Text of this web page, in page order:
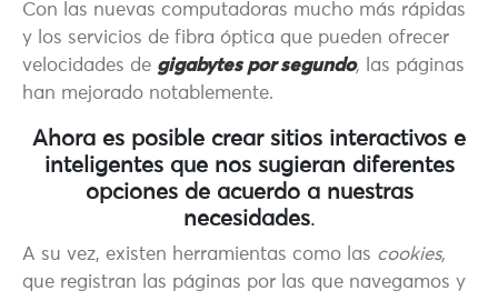
Con las nuevas computadoras mucho más rápidas
y los servicios de fibra óptica que pueden ofrecer
velocidades de gigabytes por segundo,
las páginas
han mejorado notablemente.
Ahora es posible crear sitios interactivos e
inteligentes que nos sugieran diferentes
opciones de acuerdo a nuestras
necesidades.
A su vez, existen herramientas como las cookies,
que registran las páginas por las que navegamos y